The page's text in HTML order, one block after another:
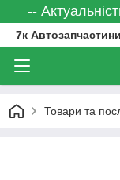
--
7к
Товари та